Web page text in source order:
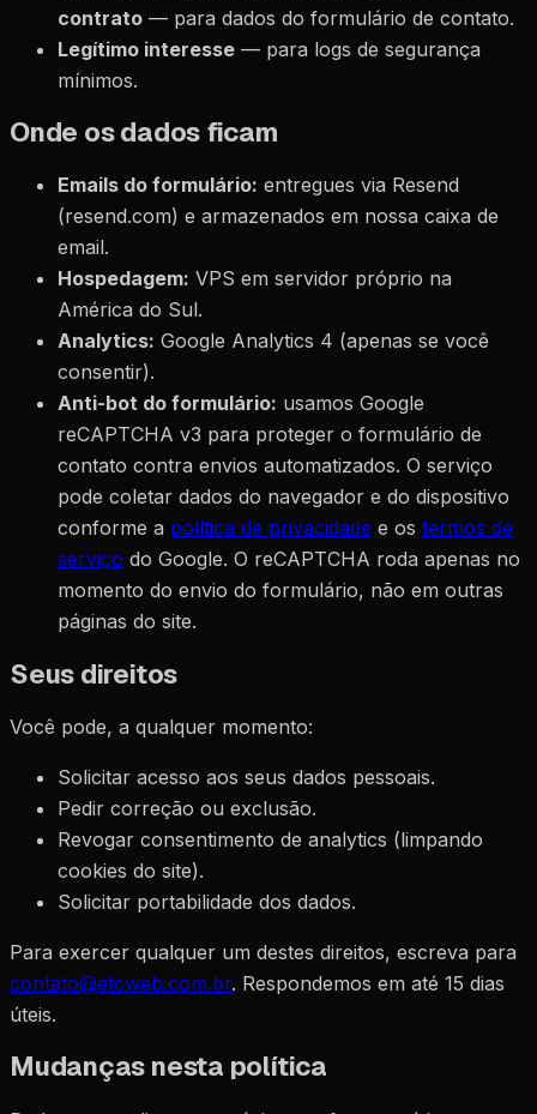
contrato — para dados do formulário de contato.
Legítimo interesse — para logs de segurança
mínimos.
Onde os dados ficam
Emails do formulário: entregues via Resend
(resend.com) e armazenados em nossa caixa de
email.
Hospedagem: VPS em servidor próprio na
América do Sul.
Analytics: Google Analytics 4 (apenas se você
consentir).
Anti-bot do formulário: usamos Google
reCAPTCHA v3 para proteger o formulário de
contato contra envios automatizados. O serviço
pode coletar dados do navegador e do dispositivo
conforme a política de privacidade e os termos de
serviço do Google. O reCAPTCHA roda apenas no
momento do envio do formulário, não em outras
páginas do site.
Seus direitos
Você pode, a qualquer momento:
Solicitar acesso aos seus dados pessoais.
Pedir correção ou exclusão.
Revogar consentimento de analytics (limpando
cookies do site).
Solicitar portabilidade dos dados.
Para exercer qualquer um destes direitos, escreva para
contato@etcweb.com.br. Respondemos em até 15 dias
úteis.
Mudanças nesta política